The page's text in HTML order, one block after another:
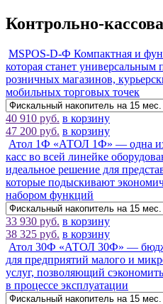
Контрольно-
MSPOS-D-Ф Компактная и
которая станет
розничных магазинов,
мобильных торговых точек
40 910 руб. в корзину
47 200 руб. в корзину
Атол 1Ф «АТОЛ 1Ф» — одна
касс во всей линейке
идеальное решение для
которые подыскивают
набором функций
33 930 руб. в корзину
38 325 руб. в корзину
Атол 30Ф «АТОЛ 30Ф» —
для предприятий малого и
услуг, позволяющий
в процессе эксплуатации